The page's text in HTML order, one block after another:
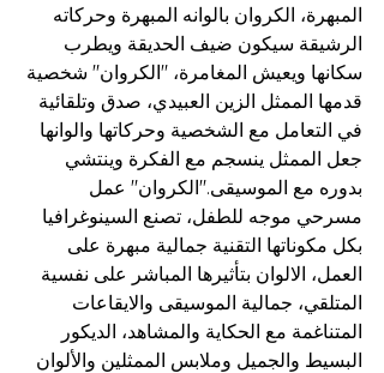
المبهرة، الكروان بالوانه المبهرة وحركاته
الرشيقة سيكون ضيف الحديقة ويطرب
سكانها ويعيش المغامرة، "الكروان" شخصية
قدمها الممثل الزين العبيدي، صدق وتلقائية
في التعامل مع الشخصية وحركاتها والوانها
جعل الممثل ينسجم مع الفكرة وينتشي
بدوره مع الموسيقى."الكروان" عمل
مسرحي موجه للطفل، تصنع السينوغرافيا
بكل مكوناتها التقنية جمالية مبهرة على
العمل، الالوان بتأثيرها المباشر على نفسية
المتلقي، جمالية الموسيقى والايقاعات
المتناغمة مع الحكاية والمشاهد، الديكور
البسيط والجميل وملابس الممثلين والألوان